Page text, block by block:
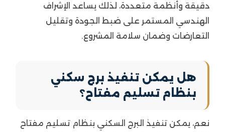
دقيقة وأنظمة متعددة، لذلك يساعد الإشراف
الهندسي المستمر على ضبط الجودة وتقليل
التعارضات وضمان سلامة المشروع.
هل يمكن تنفيذ برج سكني
بنظام تسليم مفتاح؟
نعم، يمكن تنفيذ البرج السكني بنظام تسليم مفتاح